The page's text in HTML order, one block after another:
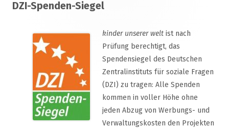
Inhalt
DZI-Spenden-Siegel
kinder unserer welt ist nach
Prüfung berechtigt, das
Spendensiegel des Deutschen
Zentralinstituts für soziale Fragen
(DZI) zu tragen: Alle Spenden
kommen in voller Höhe ohne
jeden Abzug von Werbungs- und
Verwaltungskosten den Projekten